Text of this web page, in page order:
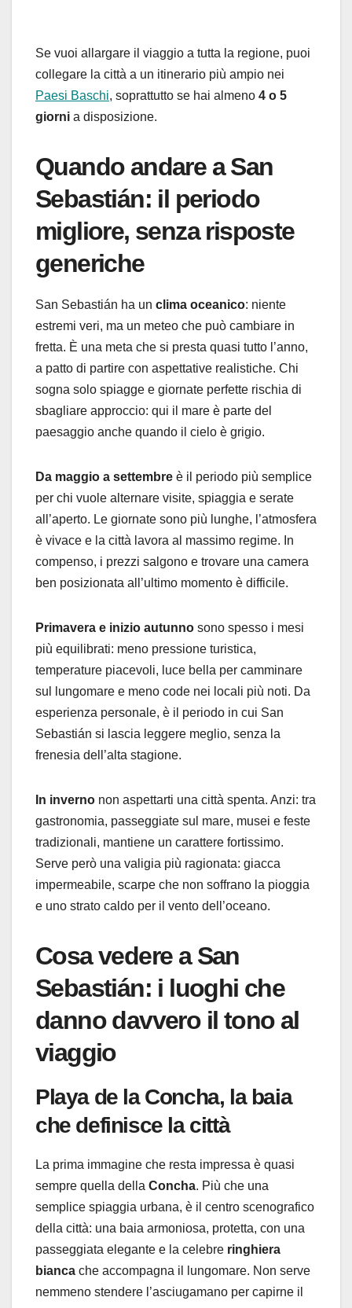
Se vuoi allargare il viaggio a tutta la regione, puoi
collegare la città a un itinerario più ampio nei
Paesi Baschi, soprattutto se hai almeno 4 o 5
giorni a disposizione.
Quando andare a San
Sebastián: il periodo
migliore, senza risposte
generiche
San Sebastián ha un clima oceanico: niente
estremi veri, ma un meteo che può cambiare in
fretta. È una meta che si presta quasi tutto l’anno,
a patto di partire con aspettative realistiche. Chi
sogna solo spiagge e giornate perfette rischia di
sbagliare approccio: qui il mare è parte del
paesaggio anche quando il cielo è grigio.
Da maggio a settembre è il periodo più semplice
per chi vuole alternare visite, spiaggia e serate
all’aperto. Le giornate sono più lunghe, l’atmosfera
è vivace e la città lavora al massimo regime. In
compenso, i prezzi salgono e trovare una camera
ben posizionata all’ultimo momento è difficile.
Primavera e inizio autunno sono spesso i mesi
più equilibrati: meno pressione turistica,
temperature piacevoli, luce bella per camminare
sul lungomare e meno code nei locali più noti. Da
esperienza personale, è il periodo in cui San
Sebastián si lascia leggere meglio, senza la
frenesia dell’alta stagione.
In inverno non aspettarti una città spenta. Anzi: tra
gastronomia, passeggiate sul mare, musei e feste
tradizionali, mantiene un carattere fortissimo.
Serve però una valigia più ragionata: giacca
impermeabile, scarpe che non soffrano la pioggia
e uno strato caldo per il vento dell’oceano.
Cosa vedere a San
Sebastián: i luoghi che
danno davvero il tono al
viaggio
Playa de la Concha, la baia
che definisce la città
La prima immagine che resta impressa è quasi
sempre quella della Concha. Più che una
semplice spiaggia urbana, è il centro scenografico
della città: una baia armoniosa, protetta, con una
passeggiata elegante e la celebre ringhiera
bianca che accompagna il lungomare. Non serve
nemmeno stendere l’asciugamano per capirne il